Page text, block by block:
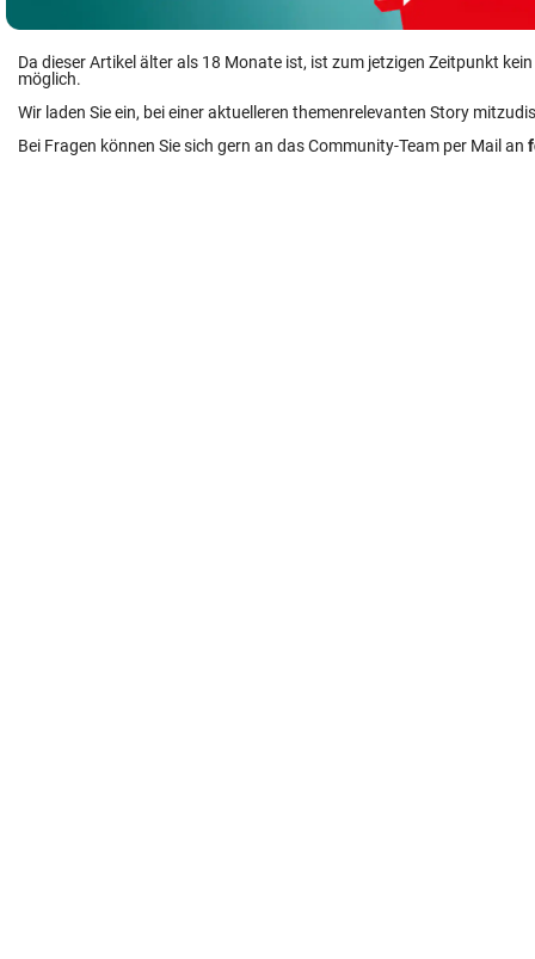
Da dieser Artikel älter als 18 Monate ist, ist zum jetzigen Zeitpunkt
möglich.
Wir laden Sie ein, bei einer aktuelleren themenrelevanten Story
Bei Fragen können Sie sich gern an das Community-Team per Mail an